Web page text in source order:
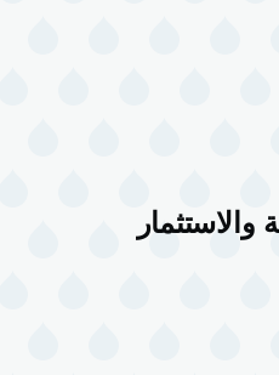
والاستثمار